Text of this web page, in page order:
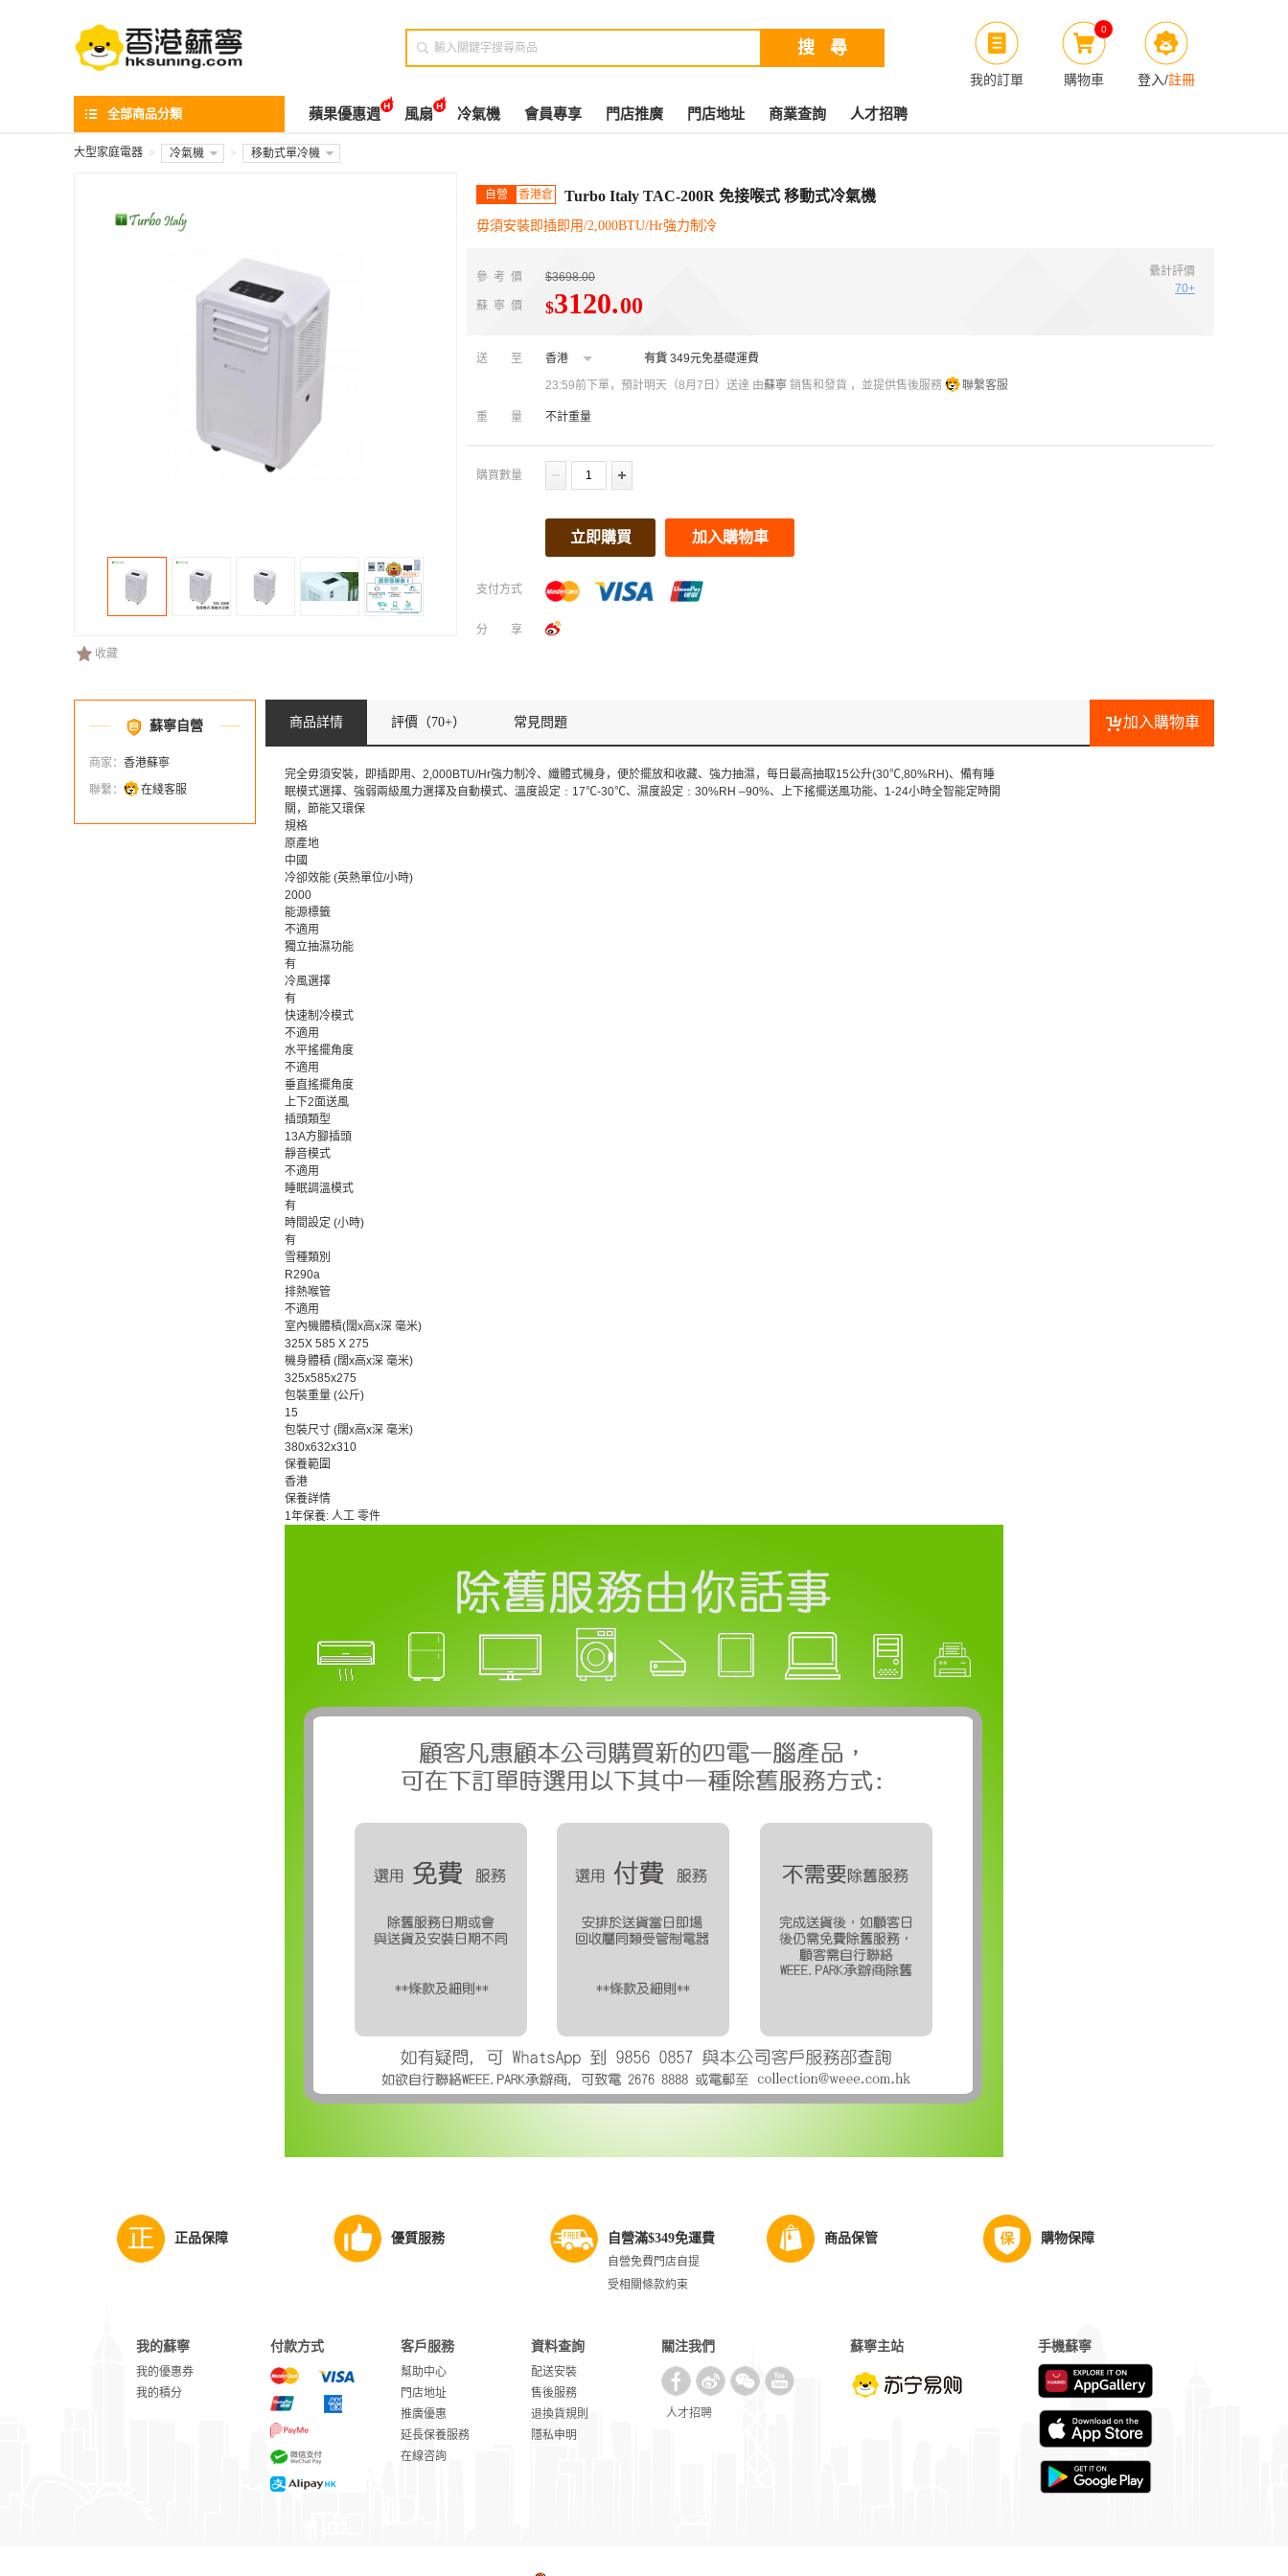
我的訂單
0
購物車 登入/註冊

全部商品分類 蘋果優惠週 風扇 冷氣機 會員專享 門店推廣 門店地址 商業查詢 人才招聘
大型家庭電器 > 冷氣機 > 移動式單冷機
收藏
自營 香港倉 Turbo Italy TAC-200R 免接喉式 移動式冷氣機
毋須安裝即插即用/2,000BTU/Hr強力制冷
參考價 $3698.00
蘇寧價 $3120.00
纍計評價
70+
送至 香港 有貨 349元免基礎運費
23:59前下單，預計明天（8月7日）送達 由蘇寧 銷售和發貨 ，並提供售後服務 聯繫客服
重量 不計重量
購買數量
立即購買 加入購物車
支付方式
分享
蘇寧自營
商家： 香港蘇寧
聯繫：
在綫客服
加入購物車
商品詳情 評價 （70+） 常見問題
完全毋須安裝，即插即用、2,000BTU/Hr強力制冷、纖體式機身，便於擺放和收藏、強力抽濕，每日最高抽取15公升(30℃,80%RH)、備有睡
眠模式選擇、強弱兩級風力選擇及自動模式、溫度設定﹕17℃-30℃、濕度設定﹕30%RH –90%、上下搖擺送風功能、1-24小時全智能定時開
關，節能又環保
規格
原產地
中國
冷卻效能 (英熱單位/小時)
2000
能源標籤
不適用
獨立抽濕功能
有
冷風選擇
有
快速制冷模式
不適用
水平搖擺角度
不適用
垂直搖擺角度
上下2面送風
插頭類型
13A方腳插頭
靜音模式
不適用
睡眠調溫模式
有
時間設定 (小時)
有
雪種類別
R290a
排熱喉管
不適用
室內機體積(闊x高x深 毫米)
325X 585 X 275
機身體積 (闊x高x深 毫米)
325x585x275
包裝重量 (公斤)
15
包裝尺寸 (闊x高x深 毫米)
380x632x310
保養範圍
香港
保養詳情
1年保養: 人工 零件
正品保障 優質服務 自營滿$349免運費
自營免費門店自提
受相關條款約束
商品保管 購物保障
我的蘇寧
我的優惠券
我的積分
付款方式 客戶服務
幫助中心
門店地址
推廣優惠
延長保養服務
在線咨詢
資料查詢
配送安裝
售後服務
退換貨規則
隱私申明
關注我們
人才招聘
蘇寧主站 手機蘇寧